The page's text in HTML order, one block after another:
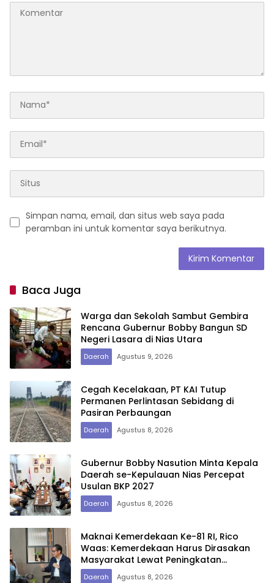
Simpan nama, email, dan situs web saya pada
peramban ini untuk komentar saya berikutnya.
Baca Juga
Warga dan Sekolah Sambut Gembira
Rencana Gubernur Bobby Bangun SD
Negeri Lasara di Nias Utara
Daerah Agustus 9, 2026
Cegah Kecelakaan, PT KAI Tutup
Permanen Perlintasan Sebidang di
Pasiran Perbaungan
Daerah Agustus 8, 2026
Gubernur Bobby Nasution Minta Kepala
Daerah se-Kepulauan Nias Percepat
Usulan BKP 2027
Daerah Agustus 8, 2026
Maknai Kemerdekaan Ke-81 RI, Rico
Waas: Kemerdekaan Harus Dirasakan
Masyarakat Lewat Peningkatan
Pelayanan Primer
Daerah Agustus 8, 2026